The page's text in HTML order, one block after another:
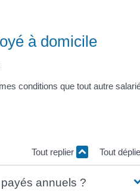
à domicile
conditions que tout autre
Tout replier Tout
annuels ?